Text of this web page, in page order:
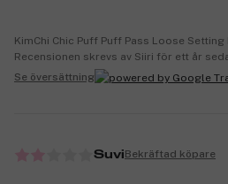
KimChi Chic Puff Puff Pass Loose
Recensionen skrevs av Siiri för ett år
Se översättning
SuviBekräftad köpare